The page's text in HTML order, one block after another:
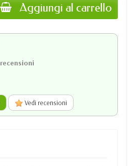
Aggiungi al carrello
recensioni
Vedi recensioni